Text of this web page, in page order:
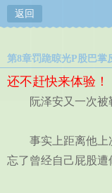
返回
第8章罚跪晾光P股巴掌
还不赶快来体验！
阮泽安又一次被
事实上距离他上
忘了曾经自己屁股遭